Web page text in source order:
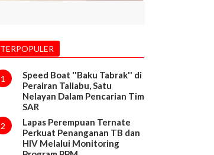
TERPOPULER
1
Speed Boat ''Baku Tabrak'' di
Perairan Taliabu, Satu
Nelayan Dalam Pencarian Tim
SAR
2
Lapas Perempuan Ternate
Perkuat Penanganan TB dan
HIV Melalui Monitoring